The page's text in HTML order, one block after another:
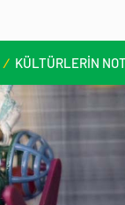
KÜLTÜRLERİN NOTALARLA BULUŞTUĞU YER: MİMOZA’M KAFE’DE DOSTLUK RÜZGARI!